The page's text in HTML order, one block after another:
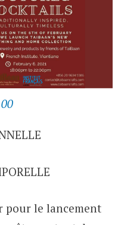
pour le lancement